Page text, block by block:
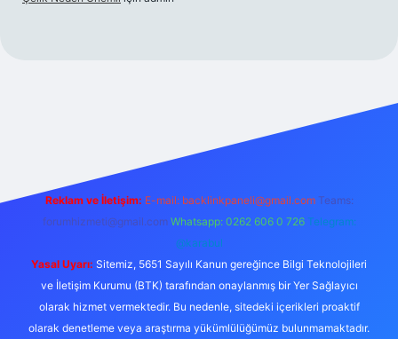
Reklam ve İletişim: E-mail: backlinkpaneli@gmail.com Teams:
forumhizmeti@gmail.com Whatsapp: 0262 606 0 726 Telegram:
@karabul
Yasal Uyarı: Sitemiz, 5651 Sayılı Kanun gereğince Bilgi Teknolojileri
ve İletişim Kurumu (BTK) tarafından onaylanmış bir Yer Sağlayıcı
olarak hizmet vermektedir. Bu nedenle, sitedeki içerikleri proaktif
olarak denetleme veya araştırma yükümlülüğümüz bulunmamaktadır.